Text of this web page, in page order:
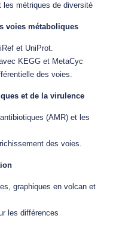
les métriques de diversité
voies métaboliques
et UniProt.
KEGG et MetaCyc
des voies.
et de la virulence
(AMR) et les
des voies.
graphiques en volcan et
les différences